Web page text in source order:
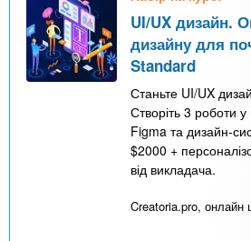
UI/UX дизайн.
дизайну для
Standard
Станьте UI/UX
Створіть 3 роботи
Figma та дизайн-
$2000 +
від викладача.
Creatoria.pro, онлайн